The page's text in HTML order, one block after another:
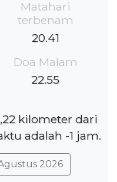
Matahari
terbenam
20.41
Doa Malam
22.55
kilometer dari
adalah -1 jam.
2026